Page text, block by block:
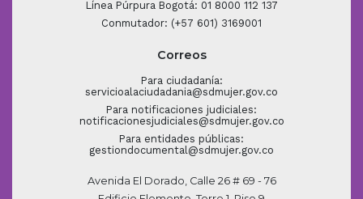
Línea Púrpura Bogotá: 01 8000 112 137
Conmutador: (+57 601) 3169001
Correos
Para ciudadanía:
servicioalaciudadania@sdmujer.gov.co
Para notificaciones judiciales:
notificacionesjudiciales@sdmujer.gov.co
Para entidades públicas:
gestiondocumental@sdmujer.gov.co
Avenida El Dorado, Calle 26 # 69 - 76